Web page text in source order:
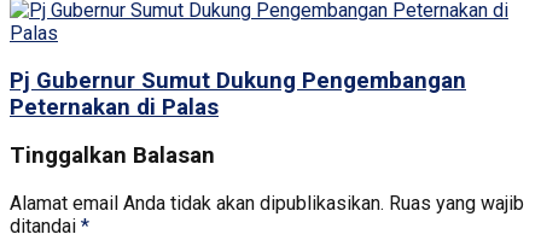
Pj Gubernur Sumut Dukung Pengembangan
Peternakan di Palas
Tinggalkan Balasan
Alamat email Anda tidak akan dipublikasikan. Ruas yang wajib
ditandai *